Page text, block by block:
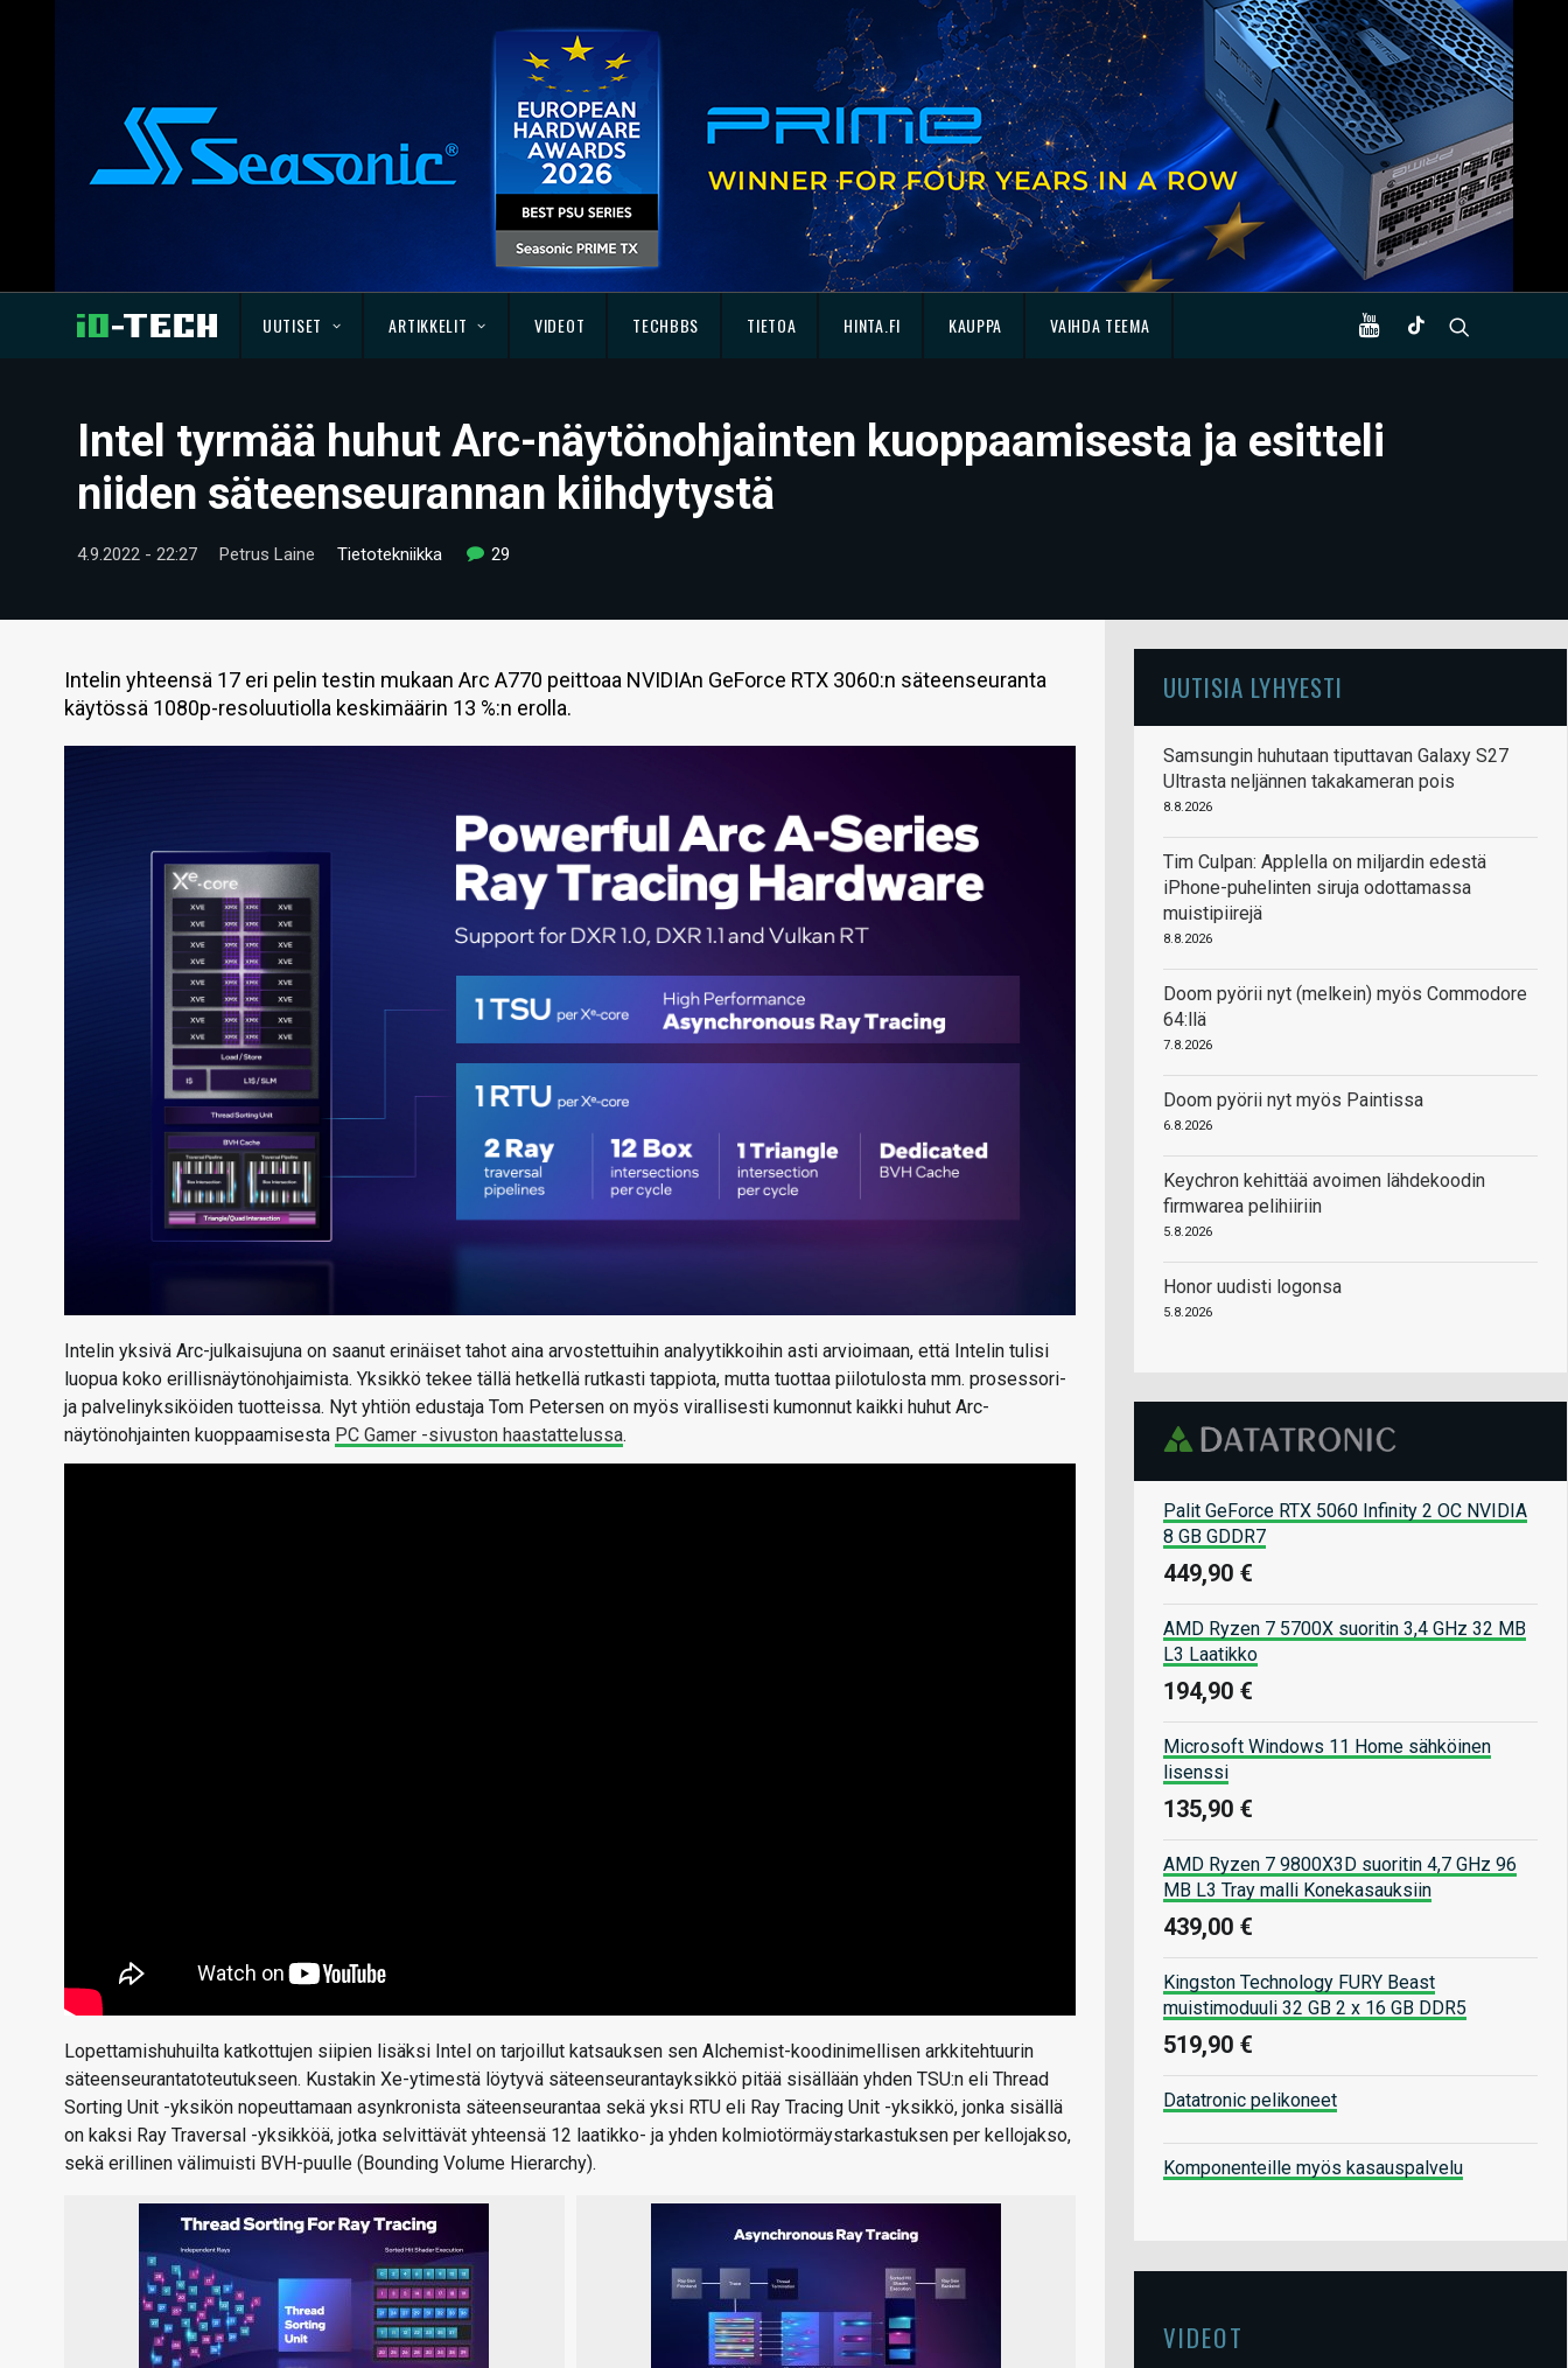
UUTISET ARTIKKELIT VIDEOT TECHBBS TIETOA HINTA.FI KAUPPA VAIHDA TEEMA
Intel tyrmää huhut Arc-näytönohjainten kuoppaamisesta ja esitteli
niiden säteenseurannan kiihdytystä
4.9.2022 - 22:27 Petrus Laine Tietotekniikka 29
Intelin yhteensä 17 eri pelin testin mukaan Arc A770 peittoaa NVIDIAn GeForce RTX 3060:n säteenseuranta
käytössä 1080p-resoluutiolla keskimäärin 13 %:n erolla.
Intelin yksivä Arc-julkaisujuna on saanut erinäiset tahot aina arvostettuihin analyytikkoihin asti arvioimaan, että Intelin tulisi
luopua koko erillisnäytönohjaimista. Yksikkö tekee tällä hetkellä rutkasti tappiota, mutta tuottaa piilotulosta mm. prosessori-
ja palvelinyksiköiden tuotteissa. Nyt yhtiön edustaja Tom Petersen on myös virallisesti kumonnut kaikki huhut Arc-
näytönohjainten kuoppaamisesta PC Gamer -sivuston haastattelussa.
Lopettamishuhuilta katkottujen siipien lisäksi Intel on tarjoillut katsauksen sen Alchemist-koodinimellisen arkkitehtuurin
säteenseurantatoteutukseen. Kustakin Xe-ytimestä löytyvä säteenseurantayksikkö pitää sisällään yhden TSU:n eli Thread
Sorting Unit -yksikön nopeuttamaan asynkronista säteenseurantaa sekä yksi RTU eli Ray Tracing Unit -yksikkö, jonka sisällä
on kaksi Ray Traversal -yksikköä, jotka selvittävät yhteensä 12 laatikko- ja yhden kolmiotörmäystarkastuksen per kellojakso,
sekä erillinen välimuisti BVH-puulle (Bounding Volume Hierarchy).
UUTISIA LYHYESTI
Samsungin huhutaan tiputtavan Galaxy S27
Ultrasta neljännen takakameran pois
8.8.2026
Tim Culpan: Applella on miljardin edestä
iPhone-puhelinten siruja odottamassa
muistipiirejä
8.8.2026
Doom pyörii nyt (melkein) myös Commodore
64:llä
7.8.2026
Doom pyörii nyt myös Paintissa
6.8.2026
Keychron kehittää avoimen lähdekoodin
firmwarea pelihiiriin
5.8.2026
Honor uudisti logonsa
5.8.2026
Palit GeForce RTX 5060 Infinity 2 OC NVIDIA
8 GB GDDR7
449,90 €
AMD Ryzen 7 5700X suoritin 3,4 GHz 32 MB
L3 Laatikko
194,90 €
Microsoft Windows 11 Home sähköinen
lisenssi
135,90 €
AMD Ryzen 7 9800X3D suoritin 4,7 GHz 96
MB L3 Tray malli Konekasauksiin
439,00 €
Kingston Technology FURY Beast
muistimoduuli 32 GB 2 x 16 GB DDR5
519,90 €
Datatronic pelikoneet
Komponenteille myös kasauspalvelu
VIDEOT